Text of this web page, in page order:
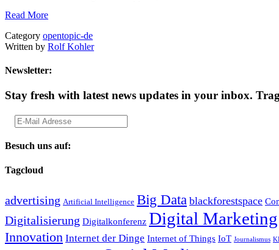
Read More
Category opentopic-de
Written by Rolf Kohler
Newsletter:
Stay fresh with latest news updates in your inbox.
Besuch uns auf:
Tagcloud
advertising Artificial Intelligence Big Data blackforestspace
Digitalisierung Digitalkonferenz Digital Marketing
Innovation Internet der Dinge Internet of Things IoT Journalismus